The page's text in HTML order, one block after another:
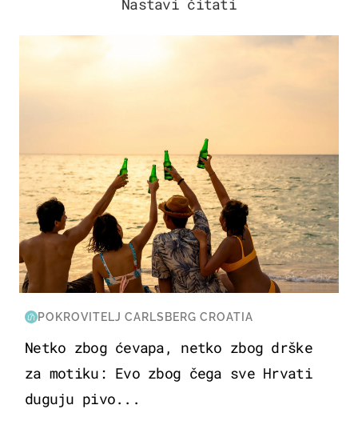
Nastavi čitati
POKROVITELJ CARLSBERG CROATIA
Netko zbog ćevapa, netko zbog drške
za motiku: Evo zbog čega sve Hrvati
duguju pivo...